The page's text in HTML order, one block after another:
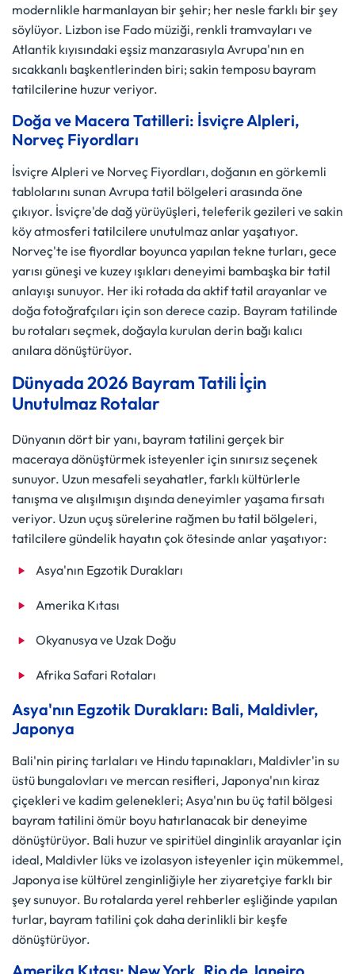
modernlikle harmanlayan bir şehir; her nesle farklı bir şey
söylüyor. Lizbon ise Fado müziği, renkli tramvayları ve
Atlantik kıyısındaki eşsiz manzarasıyla Avrupa'nın en
sıcakkanlı başkentlerinden biri; sakin temposu bayram
tatilcilerine huzur veriyor.
Doğa ve Macera Tatilleri: İsviçre Alpleri,
Norveç Fiyordları
İsviçre Alpleri ve Norveç Fiyordları, doğanın en görkemli
tablolarını sunan Avrupa tatil bölgeleri arasında öne
çıkıyor. İsviçre'de dağ yürüyüşleri, teleferik gezileri ve sakin
köy atmosferi tatilcilere unutulmaz anlar yaşatıyor.
Norveç'te ise fiyordlar boyunca yapılan tekne turları, gece
yarısı güneşi ve kuzey ışıkları deneyimi bambaşka bir tatil
anlayışı sunuyor. Her iki rotada da aktif tatil arayanlar ve
doğa fotoğrafçıları için son derece cazip. Bayram tatilinde
bu rotaları seçmek, doğayla kurulan derin bağı kalıcı
anılara dönüştürüyor.
Dünyada 2026 Bayram Tatili İçin
Unutulmaz Rotalar
Dünyanın dört bir yanı, bayram tatilini gerçek bir
maceraya dönüştürmek isteyenler için sınırsız seçenek
sunuyor. Uzun mesafeli seyahatler, farklı kültürlerle
tanışma ve alışılmışın dışında deneyimler yaşama fırsatı
veriyor. Uzun uçuş sürelerine rağmen bu tatil bölgeleri,
tatilcilere gündelik hayatın çok ötesinde anlar yaşatıyor:
Asya'nın Egzotik Durakları
Amerika Kıtası
Okyanusya ve Uzak Doğu
Afrika Safari Rotaları
Asya'nın Egzotik Durakları: Bali, Maldivler,
Japonya
Bali'nin pirinç tarlaları ve Hindu tapınakları, Maldivler'in su
üstü bungalovları ve mercan resifleri, Japonya'nın kiraz
çiçekleri ve kadim gelenekleri; Asya'nın bu üç tatil bölgesi
bayram tatilini ömür boyu hatırlanacak bir deneyime
dönüştürüyor. Bali huzur ve spiritüel dinginlik arayanlar için
ideal, Maldivler lüks ve izolasyon isteyenler için mükemmel,
Japonya ise kültürel zenginliğiyle her ziyaretçiye farklı bir
şey sunuyor. Bu rotalarda yerel rehberler eşliğinde yapılan
turlar, bayram tatilini çok daha derinlikli bir keşfe
dönüştürüyor.